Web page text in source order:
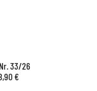
Nr. 33/26
€